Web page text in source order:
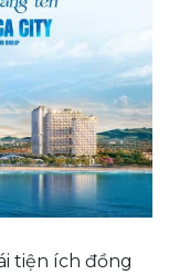
tiện ích đồng